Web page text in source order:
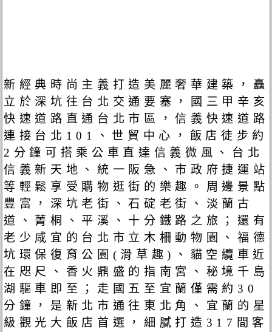
新經典時尚主義打造美麗奢華建築，矗
立於深坑往台北交通要塞，國三甲辛亥
快速道路直通台北市區，信義快速道路
連接台北101、世貿中心，飯店徒步約
2分鐘可搭乘公車直達信義微風、台北
信義新天地、統一阪急、市政府捷運站
等輕鬆享受購物逛街的樂趣。周邊景點
豐富，深坑老街、石碇老街、淡蘭古
道、菁桐、平溪、十分鐵路之旅；還有
老少咸宜的台北市立木柵動物園、福德
坑環保復育公園(滑草趣)、貓空纜車近
在咫尺、香火鼎盛的指南宮、秘境千島
湖驅車即至；走國五至宜蘭僅需約30
分鐘，是新北市通往東北角、宜蘭的星
級觀光大飯店首選，細膩打造317間客